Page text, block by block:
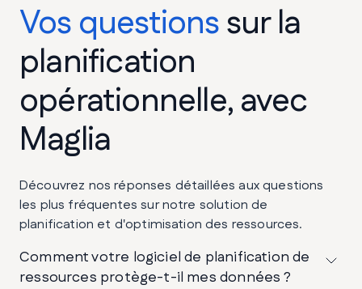
Vos questionssur la
planification
opérationnelle, avec
Maglia
Découvrez nos réponses détaillées aux questions
les plus fréquentes sur notre solution de
planification et d'optimisation des ressources.
Comment votre logiciel de planification de
ressources protège-t-il mes données ?